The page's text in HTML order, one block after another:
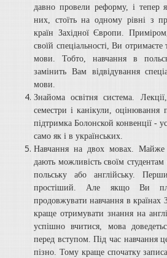
давно провели реформу, і тепер
них, стоїть на одному рівні з
країн Західної Європи.
своїй спеціальності, Ви отримаєте
мови. Тобто, навчання в
замінить Вам відвідування
мови.
Знайома освітня система.
семестри і канікули, оцінювання
підтримка Болонской конвенції -
само як і в українських.
Навчання на двох мовах. Майже
дають можливість своїм
польську або англійську.
простіший. Але якщо Ви
продовжувати навчання в
краще отримувати знання на
успішно вчитися, мова
перед вступом. Під час навчання
пізно. Тому краще спочатку